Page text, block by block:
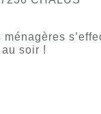
soir !